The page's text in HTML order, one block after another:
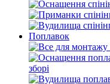
Поплавок
зборі